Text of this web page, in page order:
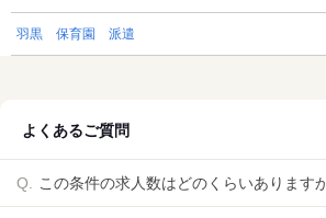
羽黒 保育園 派遣
よくあるご質問
この条件の求人数はどのくらいあります